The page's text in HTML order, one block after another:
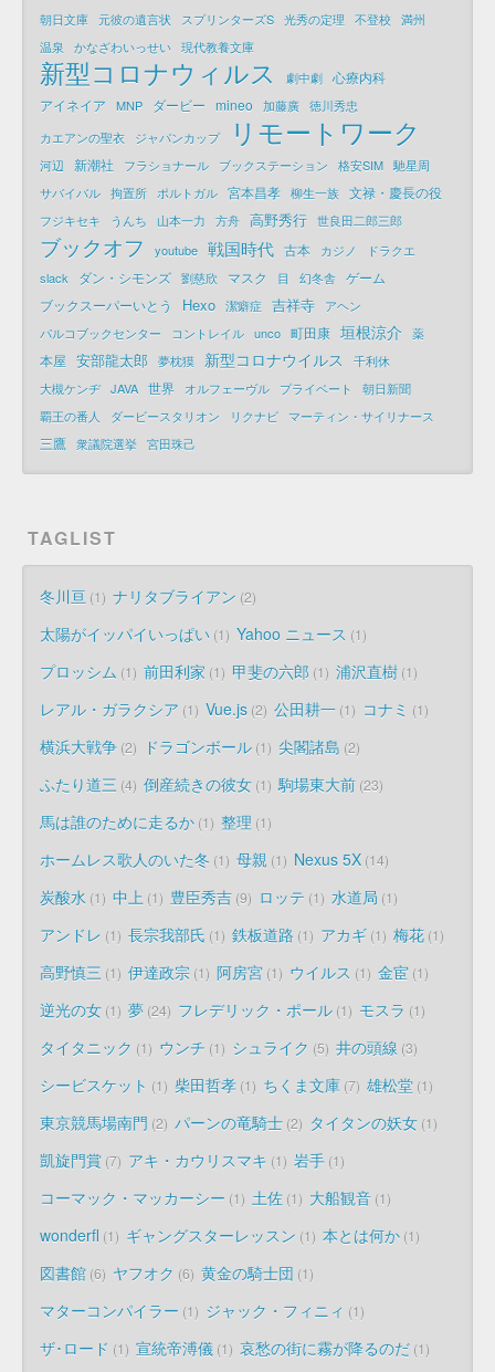
朝日文庫 元彼の遺言状 スプリンターズS 光秀の定理 不登校 満州
温泉
かなざわいっせい 現代教養文庫
新型コロナウィルス 劇中劇 心療内科
アイネイア
MNP ダービー mineo 加藤廣 徳川秀忠
カエアンの聖衣
ジャパンカップ リモートワーク
河辺 新潮社 フラショナール ブックステーション 格安SIM 馳星周
サバイバル 拘置所 ポルトガル 宮本昌孝 柳生一族 文禄・慶長の役
フジキセキ うんち 山本一力 方舟 高野秀行 世良田二郎三郎
ブックオフ youtube 戦国時代 古本 カジノ
ドラクエ
slack
ダン・シモンズ 劉慈欣 マスク 目 幻冬舎 ゲーム
ブックスーパーいとう
Hexo 潔癖症 吉祥寺
アヘン
パルコブックセンター
コントレイル unco 町田康 垣根涼介 薬
本屋 安部龍太郎 夢枕獏 新型コロナウイルス
千利休
大槻ケンヂ JAVA 世界 オルフェーヴル プライベート
朝日新聞
覇王の番人
ダービースタリオン リクナビ マーティン・サイリナース
三鷹 衆議院選挙 宮田珠己
TAGLIST
冬川亘 1 ナリタブライアン 2
太陽がイッパイいっぱい 1 Yahoo ニュース 1
プロッシム 1 前田利家 1 甲斐の六郎 1 浦沢直樹 1
レアル・ガラクシア 1 Vue.js 2 公田耕一 1 コナミ 1
横浜大戦争 2 ドラゴンボール 1 尖閣諸島 2
ふたり道三 4 倒産続きの彼女 1 駒場東大前 23
馬は誰のために走るか 1 整理 1
ホームレス歌人のいた冬 1 母親 1 Nexus 5X 14
炭酸水 1 中上 1 豊臣秀吉 9 ロッテ 1 水道局 1
アンドレ 1 長宗我部氏 1 鉄板道路 1 アカギ 1 梅花 1
高野慎三 1 伊達政宗 1 阿房宮 1 ウイルス 1 金宦 1
逆光の女 1 夢 24 フレデリック・ポール 1 モスラ 1
タイタニック 1 ウンチ 1 シュライク 5 井の頭線 3
シービスケット 1 柴田哲孝 1 ちくま文庫 7 雄松堂 1
東京競馬場南門 2 パーンの竜騎士 2 タイタンの妖女 1
凱旋門賞 7 アキ・カウリスマキ 1 岩手 1
コーマック・マッカーシー 1 土佐 1 大船観音 1
wonderfl 1 ギャングスターレッスン 1 本とは何か 1
図書館 6 ヤフオク 6 黄金の騎士団 1
マターコンパイラー 1 ジャック・フィニィ 1
ザ･ロード 1 宣統帝溥儀 1 哀愁の街に霧が降るのだ 1